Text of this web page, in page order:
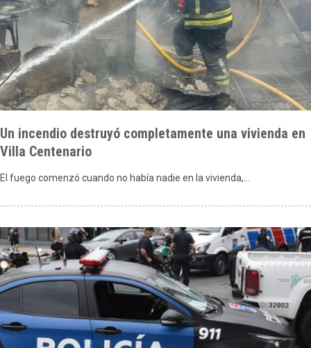
Un incendio destruyó completamente una vivienda en
Villa Centenario
El fuego comenzó cuando no había nadie en la vivienda,…